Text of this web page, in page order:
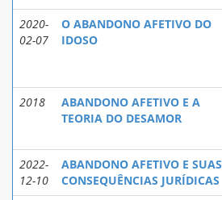
2020-
02-07
O ABANDONO AFETIVO DO
IDOSO
2018
ABANDONO AFETIVO E A
TEORIA DO DESAMOR
2022-
12-10
ABANDONO AFETIVO E SUAS
CONSEQUÊNCIAS JURÍDICAS